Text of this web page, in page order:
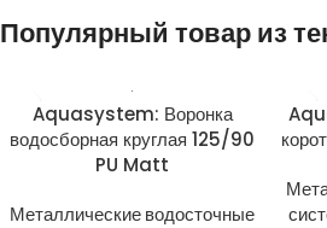
Популярный товар из
Aquasystem: Воронка
водосборная круглая 125/90
PU Matt
Металлические водосточные